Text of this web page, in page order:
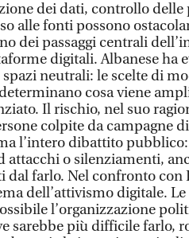
dei dati, controllo
alle fonti possono
dei passaggi centrali
digitali. Albanese ha
neutrali: le scelte di
cosa viene
Il rischio, nel suo
colpite da campagne
l’intero dibattito
attacchi o silenziamenti,
dal farlo. Nel confronto
dell’attivismo digitale.
l’organizzazione
sarebbe più difficile farlo,